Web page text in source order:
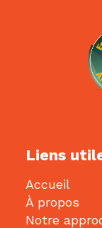
Liens
Accueil
À propos
Notre